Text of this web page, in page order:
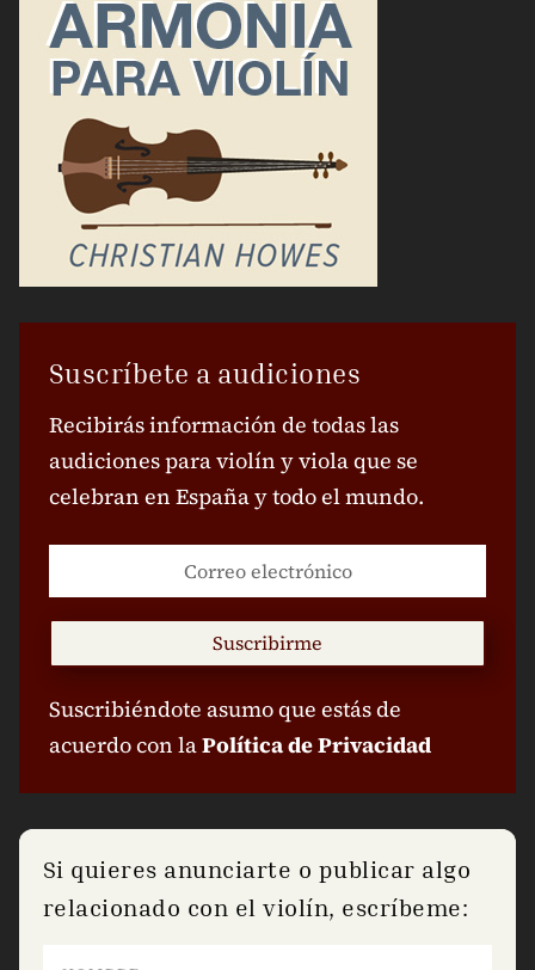
Suscríbete a audiciones
Recibirás información de todas las
audiciones para violín y viola que se
celebran en España y todo el mundo.
Suscribirme
Suscribiéndote asumo que estás de
acuerdo con laPolítica de Privacidad
Si quieres anunciarte o publicar algo
relacionado con el violín, escríbeme: